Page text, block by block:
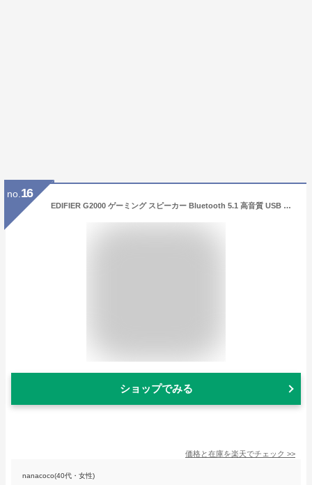
no. 16
EDIFIER G2000 ゲーミング スピーカー Bluetooth 5.1 高音質 USB 接続 3.5mm 有線 無線 ワイヤレス AUX 軽量 小型 コンパクト RGBライト HIFIレベル2.75インチの全周波数ユニット 臨場感 重低音 スマホ iPhone Android パソコン PC ゲーム
ショップでみる
価格と在庫を楽天でチェック >>
nanacoco(40代・女性)